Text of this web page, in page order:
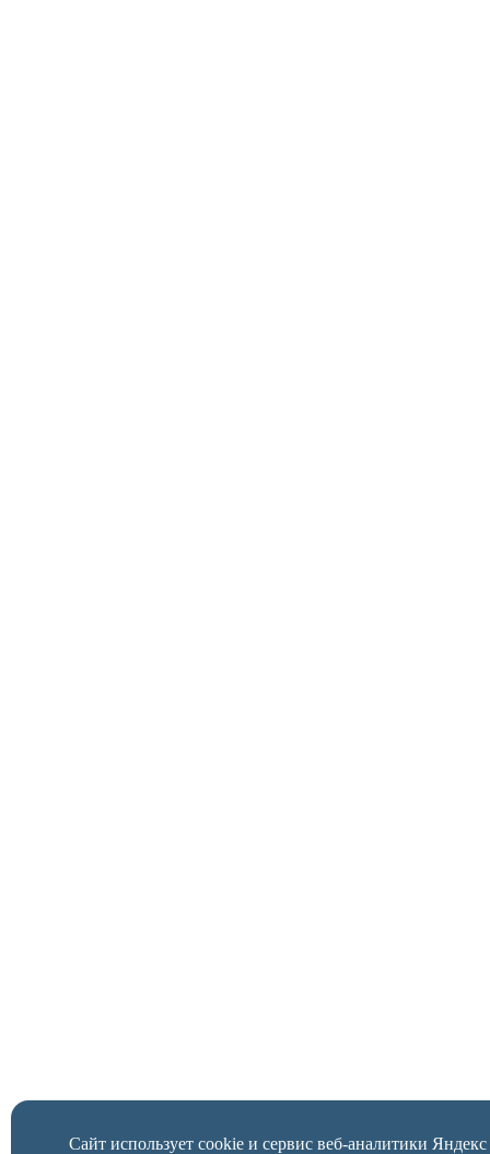
Сайт использует cookie и сервис веб-аналитики